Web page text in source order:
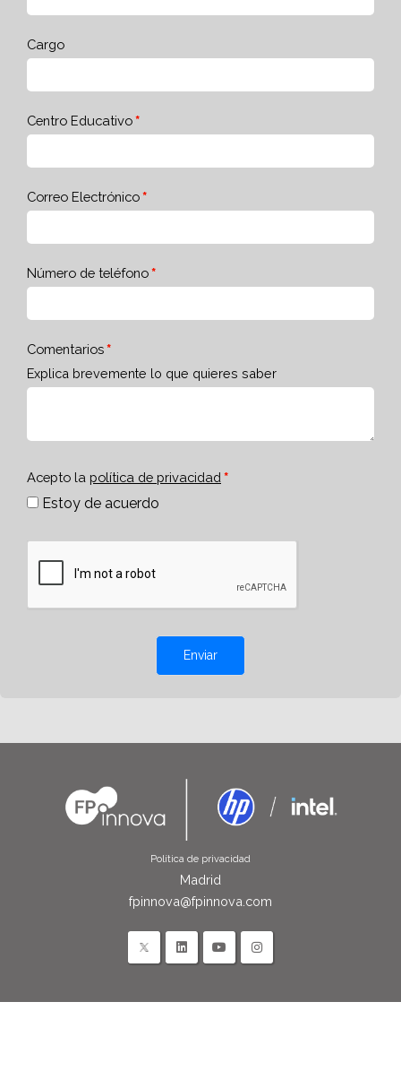
Cargo
Centro Educativo
Correo Electrónico
Número de teléfono
Comentarios
Explica brevemente lo que quieres saber
Acepto la política de privacidad
Estoy de acuerdo
Enviar
Política de privacidad
Madrid
fpinnova@fpinnova.com